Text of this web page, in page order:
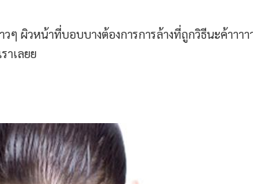
ๆ ผิวหน้าที่บอบบางต้องการการล้างที่ถูกวิธีนะค้าา
าเลยย